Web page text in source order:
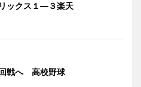
ックス１―３楽天
戦へ 高校野球